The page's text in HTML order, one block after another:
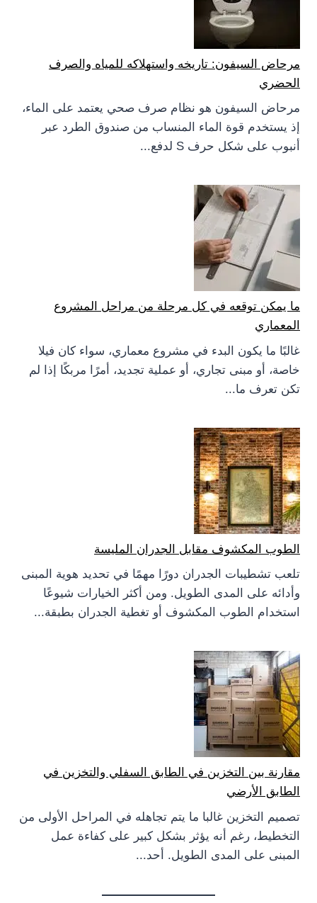
مرحاض السيفون: تاريخه واستهلاكه للمياه والصرف
الحضري
مرحاض السيفون هو نظام صرف صحي يعتمد على الماء،
إذ يستخدم قوة الماء المنساب من صندوق الطرد عبر
أنبوب على شكل حرف S لدفع...
ما يمكن توقعه في كل مرحلة من مراحل المشروع
المعماري
غالبًا ما يكون البدء في مشروع معماري، سواء كان فيلا
خاصة، أو مبنى تجاري، أو عملية تجديد، أمرًا مربكًا إذا لم
تكن تعرف ما...
الطوب المكشوف مقابل الجدران المليسة
تلعب تشطيبات الجدران دورًا مهمًا في تحديد هوية المبنى
وأدائه على المدى الطويل. ومن أكثر الخيارات شيوعًا
استخدام الطوب المكشوف أو تغطية الجدران بطبقة...
مقارنة بين التخزين في الطابق السفلي والتخزين في
الطابق الأرضي
تصميم التخزين غالبا ما يتم تجاهله في المراحل الأولى من
التخطيط، رغم أنه يؤثر بشكل كبير على كفاءة عمل
المبنى على المدى الطويل. أحد...